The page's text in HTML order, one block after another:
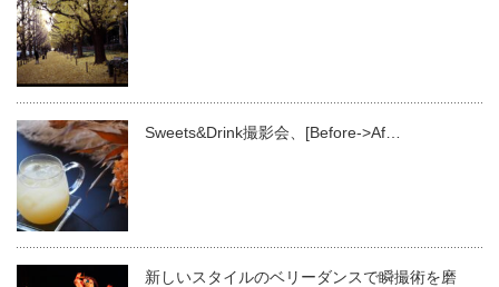
Sweets&Drink撮影会、[Before->Af…
新しいスタイルのベリーダンスで瞬撮術を磨